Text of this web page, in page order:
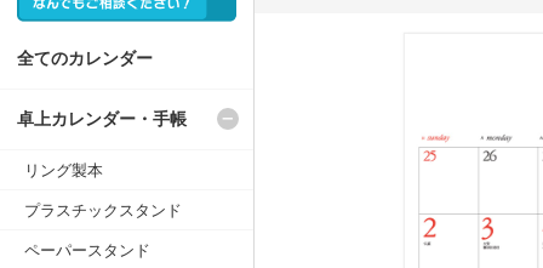
全てのカレンダー
卓上カレンダー・手帳
リング製本
プラスチックスタンド
ペーパースタンド